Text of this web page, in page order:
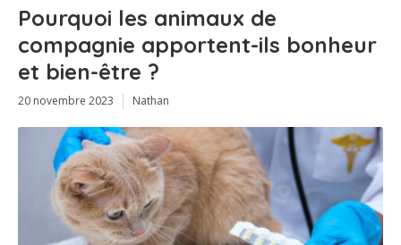
Pourquoi les animaux de
compagnie apportent-ils bonheur
et bien-être ?
20 novembre 2023 Nathan